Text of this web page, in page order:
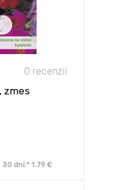
0 recenzií
zmes
30 dní:* 1.79 €